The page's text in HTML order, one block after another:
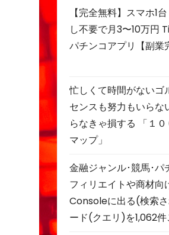
【完全無料】スマホ1
し不要で月3〜10万円
パチンコアプリ【副業
忙しくて時間がないゴ
センスも努力もいらな
らなきゃ損する 「１
マップ」
金融ジャンル･競馬･パ
フィリエイトや商材
Consoleに出る(検索
ード(クエリ)を1,062件